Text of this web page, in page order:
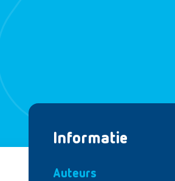
Informatie
Auteurs